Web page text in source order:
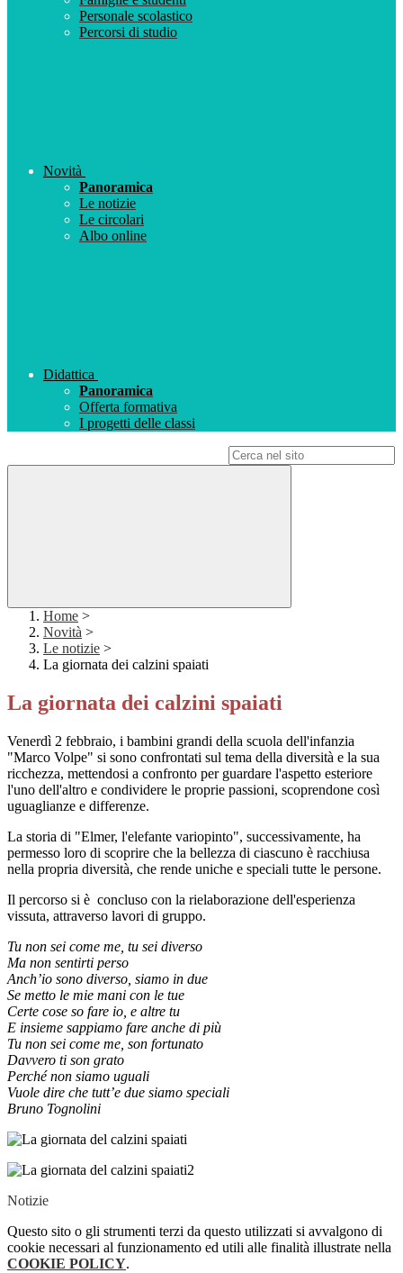
Personale scolastico
Percorsi di studio
Novità
Panoramica
Le notizie
Le circolari
Albo online
Didattica
Panoramica
Offerta formativa
I progetti delle classi
Home >
Novità >
Le notizie >
La giornata dei calzini spaiati
La giornata dei calzini spaiati
Venerdì 2 febbraio, i bambini grandi della scuola dell'infanzia
"Marco Volpe" si sono confrontati sul tema della diversità e la sua
ricchezza, mettendosi a confronto per guardare l'aspetto esteriore
l'uno dell'altro e condividere le proprie passioni, scoprendone così
uguaglianze e differenze.
La storia di "Elmer, l'elefante variopinto", successivamente, ha
permesso loro di scoprire che la bellezza di ciascuno è racchiusa
nella propria diversità, che rende uniche e speciali tutte le persone.
Il percorso si è concluso con la rielaborazione dell'esperienza
vissuta, attraverso lavori di gruppo.
Tu non sei come me, tu sei diverso
Ma non sentirti perso
Anch’io sono diverso, siamo in due
Se metto le mie mani con le tue
Certe cose so fare io, e altre tu
E insieme sappiamo fare anche di più
Tu non sei come me, son fortunato
Davvero ti son grato
Perché non siamo uguali
Vuole dire che tutt’e due siamo speciali
Bruno Tognolini
Notizie
Questo sito o gli strumenti terzi da questo utilizzati si avvalgono di
cookie necessari al funzionamento ed utili alle finalità illustrate nella
COOKIE POLICY.